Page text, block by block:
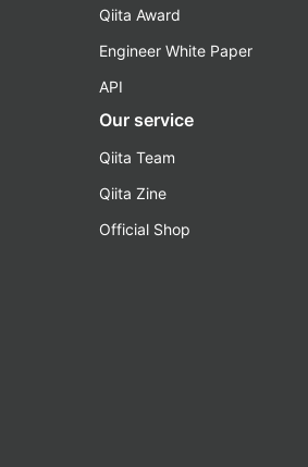
Qiita Award
Engineer White Paper
API
Our service
Qiita Team
Qiita Zine
Official Shop